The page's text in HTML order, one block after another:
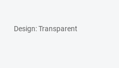
Design: Transparent